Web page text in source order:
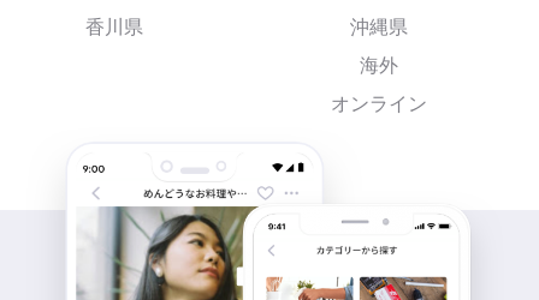
香川県
沖縄県
海外
オンライン